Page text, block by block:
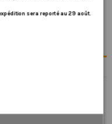
sera reporté au 29 août.